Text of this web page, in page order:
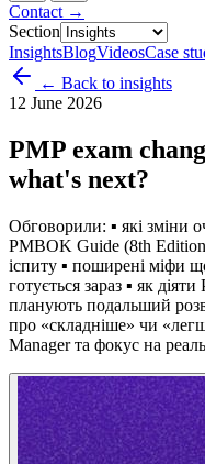
Contact →
Section
InsightsBlogVideosCase
← Back to insights
12 June 2026
PMP exam
what's next?
Обговорили: ▪ які зміни
PMBOK Guide (8th
іспиту ▪ поширені міфи
готується зараз ▪ як
планують подальший
про «складніше» чи
Manager та фокус на